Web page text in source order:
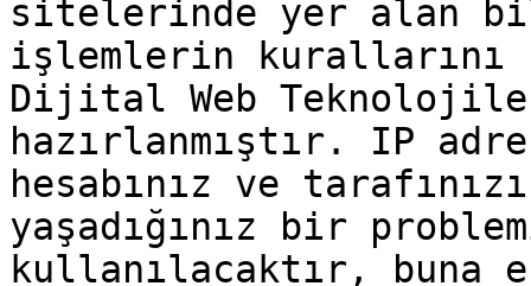
sitelerinde yer alan
işlemlerin kurallarını
Dijital Web
hazırlanmıştır. IP
hesabınız ve
yaşadığınız bir
kullanılacaktır, buna